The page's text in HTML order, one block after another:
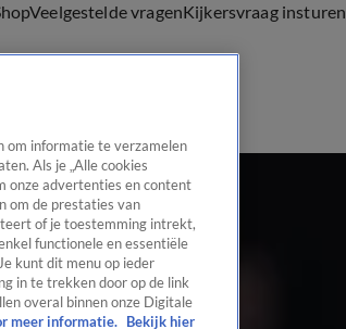
Veelgestelde vragenKijkersvraag insturen
om informatie te verzamelen
Als je „Alle cookies
onze advertenties en content
om de prestaties van
of je toestemming intrekt,
functionele en essentiële
kunt dit menu op ieder
in te trekken door op de link
overal binnen onze Digitale
meer informatie.
Bekijk hier